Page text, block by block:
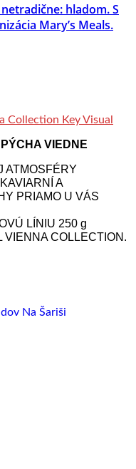
hladom. S
Mary’s Meals.
VIEDNE
ATMOSFÉRY
A
PRIAMO U VÁS
LÍNIU 250 g
COLLECTION.